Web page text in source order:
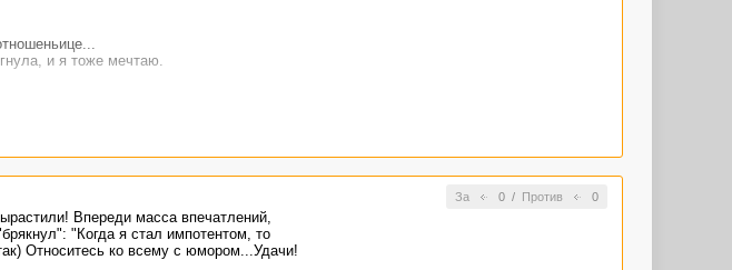
и я тоже мечтаю.
За 0/ Против 0
Впереди масса впечатлений,
"Когда я стал импотентом, то
Относитесь ко всему с юмором...Удачи!